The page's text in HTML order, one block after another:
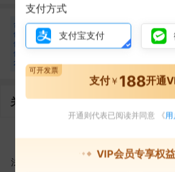
合
作
伙
伴
20
刘 刘寅北
合作5次
北京金祥天森建筑工程
刘 合作4次
旭晟建业（北京）
关联企业
5
法定代表人
12
对外投资 在外
支付方式
支付宝支付
支付￥ 188开通
可开发票
开通则代表已阅读并同意 《用
VIP会员专享权益